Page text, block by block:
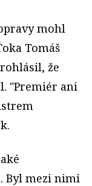
mohl
Tomáš
že
"Premiér ani
Byl mezi nimi